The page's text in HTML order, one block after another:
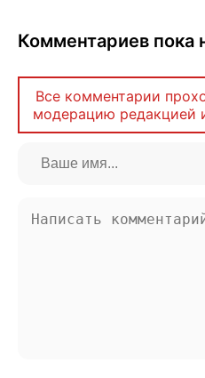
Комментариев пока
Все комментарии
модерацию редакцией